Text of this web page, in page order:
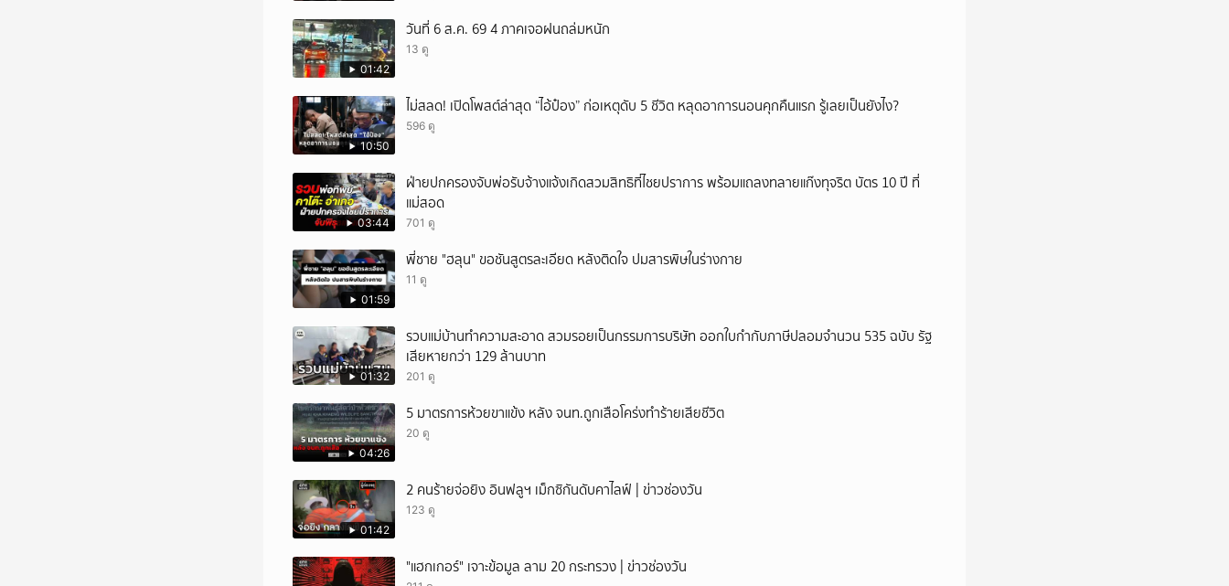
01:42
วันที่ 6 ส.ค. 69 4 ภาคเจอฝนถล่มหนัก
13 ดู
10:50
ไม่สลด! เปิดโพสต์ล่าสุด “ไอ้ป๋อง” ก่อเหตุดับ 5 ชีวิต หลุดอาการนอนคุกคืนแรก รู้เลยเป็นยังไง?
596 ดู
03:44
ฝ่ายปกครองจับพ่อรับจ้างแจ้งเกิดสวมสิทธิที่ไชยปราการ พร้อมแถลงทลายแก๊งทุจริต บัตร 10 ปี ที่
แม่สอด
701 ดู
01:59
พี่ชาย "ฮลุน" ขอชันสูตรละเอียด หลังติดใจ ปมสารพิษในร่างกาย
11 ดู
01:32
รวบแม่บ้านทำความสะอาด สวมรอยเป็นกรรมการบริษัท ออกใบกำกับภาษีปลอมจำนวน 535 ฉบับ รัฐ
เสียหายกว่า 129 ล้านบาท
201 ดู
04:26
5 มาตรการห้วยขาแข้ง หลัง จนท.ถูกเสือโคร่งทำร้ายเสียชีวิต
20 ดู
01:42
2 คนร้ายจ่อยิง อินฟลูฯ เม็กซิกันดับคาไลฟ์ | ข่าวช่องวัน
123 ดู
"แฮกเกอร์" เจาะข้อมูล ลาม 20 กระทรวง | ข่าวช่องวัน